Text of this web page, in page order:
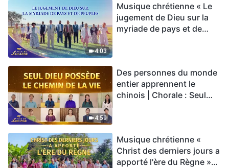
2026
4:03
Musique chrétienne « Le
jugement de Dieu sur la
myriade de pays et de
4:59
Des personnes du monde
entier apprennent le
chinois | Chorale : Seul
Musique chrétienne «
Christ des derniers jours a
apporté l'ère du Règne »